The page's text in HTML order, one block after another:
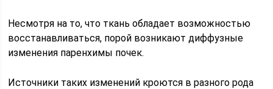
Несмотря на то, что ткань обладает возможностью
восстанавливаться, порой возникают диффузные
изменения паренхимы почек.
Источники таких изменений кроются в разного рода